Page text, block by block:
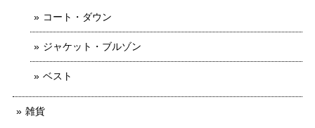
コート・ダウン
ジャケット・ブルゾン
ベスト
雑貨